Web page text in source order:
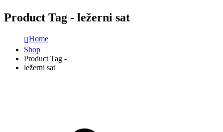
Product Tag - ležerni sat
Home
Shop
Product Tag -
ležerni sat